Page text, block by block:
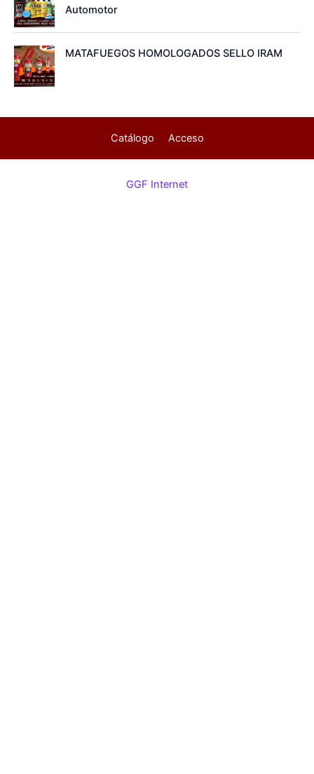
Automotor
MATAFUEGOS HOMOLOGADOS SELLO IRAM
Catálogo Acceso
GGF Internet